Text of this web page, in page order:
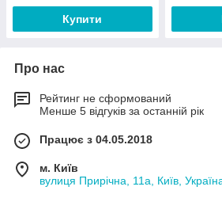
Купити
Про нас
Рейтинг не сформований
Менше 5 відгуків за останній рік
Працює з 04.05.2018
м. Київ
вулиця Прирічна, 11а, Київ,